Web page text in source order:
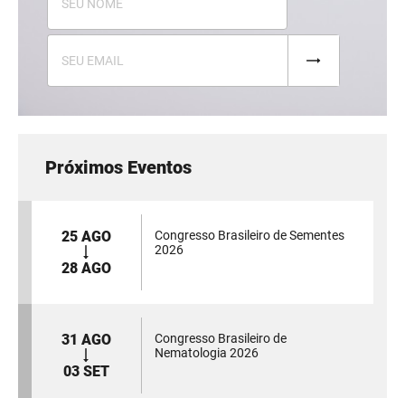
Próximos Eventos
25 AGO
28 AGO
Congresso Brasileiro de Sementes
2026
31 AGO
03 SET
Congresso Brasileiro de
Nematologia 2026